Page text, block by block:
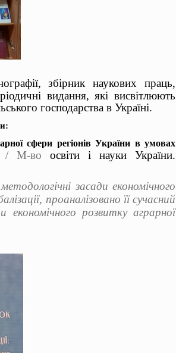
збірник наукових праць,
видання, які висвітлюють
господарства в Україні.
сфери регіонів України в умовах
/ М-во освіти і науки України.
засади економічного
проаналізовано її сучасний
економічного розвитку аграрної